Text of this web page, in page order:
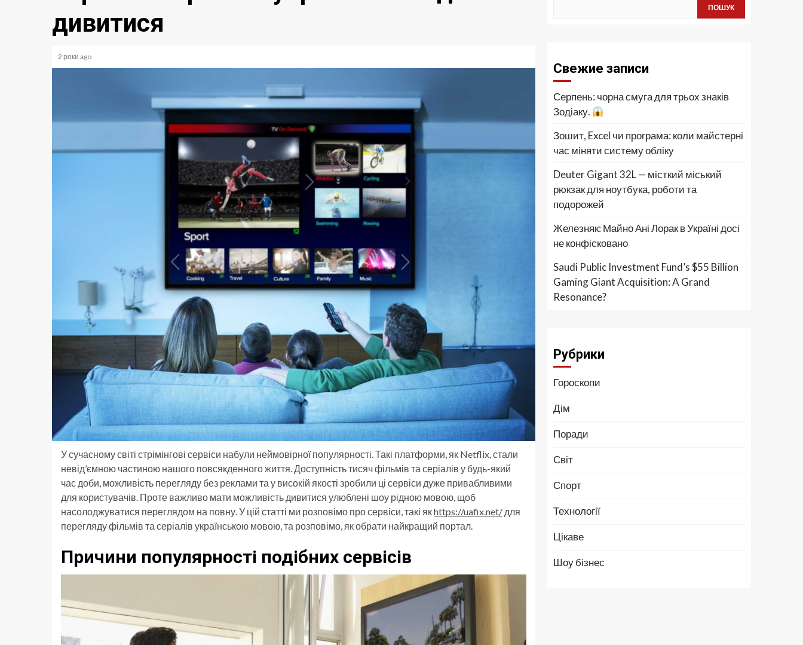
дивитися
2 роки ago
У сучасному світі стрімінгові сервіси набули неймовірної популярності. Такі платформи, як Netflix, стали
невід’ємною частиною нашого повсякденного життя. Доступність тисяч фільмів та серіалів у будь-який
час доби, можливість перегляду без реклами та у високій якості зробили ці сервіси дуже привабливими
для користувачів. Проте важливо мати можливість дивитися улюблені шоу рідною мовою, щоб
насолоджуватися переглядом на повну. У цій статті ми розповімо про сервіси, такі якhttps://uafix.net/ для
перегляду фільмів та серіалів українською мовою, та розповімо, як обрати найкращий портал.
Причини популярності подібних сервісів
ПОШУК
Свежие записи
Серпень: чорна смуга для трьох знаків
Зодіаку.
Зошит, Excel чи програма: коли майстерні
час міняти систему обліку
Deuter Gigant 32L — місткий міський
рюкзак для ноутбука, роботи та
подорожей
Железняк: Майно Ані Лорак в Україні досі
не конфісковано
Saudi Public Investment Fund’s $55 Billion
Gaming Giant Acquisition: A Grand
Resonance?
Рубрики
Гороскопи
Дім
Поради
Світ
Спорт
Технології
Цікаве
Шоу бізнес